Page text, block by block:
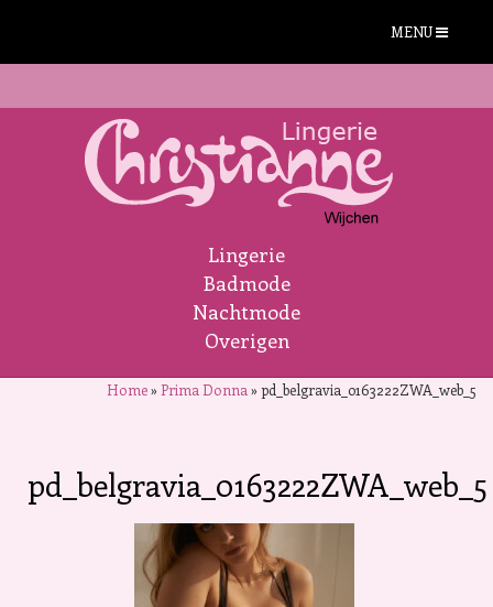
MENU
Lingerie
Badmode
Nachtmode
Overigen
Home»Prima Donna » pd_belgravia_0163222ZWA_web_5
pd_belgravia_0163222ZWA_web_5